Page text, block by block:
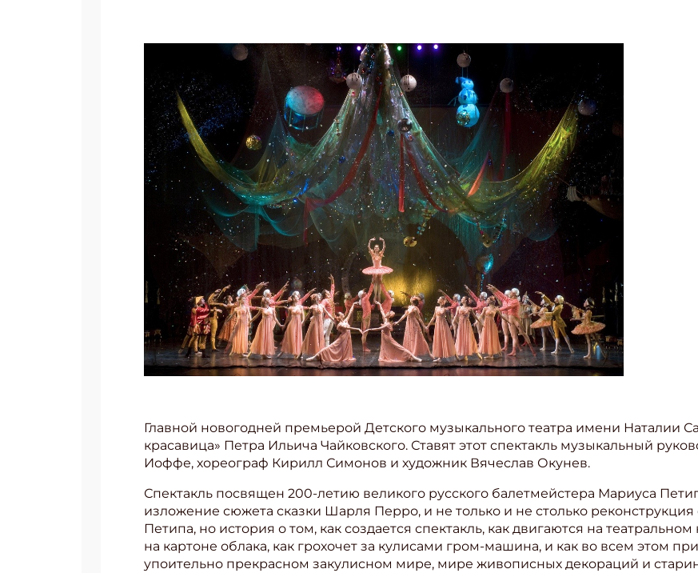
Главной новогодней премьерой Детского музыкального театра имени Наталии
красавица» Петра Ильича Чайковского. Ставят этот спектакль музыкальный
Иоффе, хореограф Кирилл Симонов и художник Вячеслав Окунев.
Спектакль посвящен 200-летию великого русского балетмейстера Мариуса
изложение сюжета сказки Шарля Перро, и не только и не столько реконструкция
Петипа, но история о том, как создается спектакль, как двигаются на
на картоне облака, как грохочет за кулисами гром-машина, и как во всем этом
упоительно прекрасном закулисном мире, мире живописных декораций и